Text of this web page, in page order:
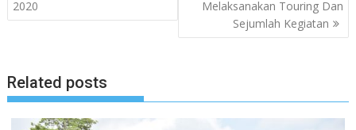
2020
Melaksanakan Touring Dan
Sejumlah Kegiatan
Related posts